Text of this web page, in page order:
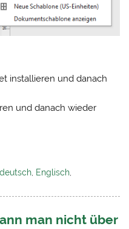
installieren und danach
und danach wieder
deutsch Englisch
man nicht über